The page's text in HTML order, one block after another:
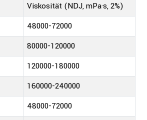
Viskosität (NDJ, mPa·s, 2%)
48000-72000
80000-120000
120000-180000
160000-240000
48000-72000